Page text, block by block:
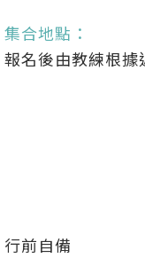
集合地點：
報名後由教練根
行前自備